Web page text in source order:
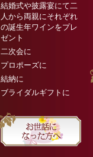
結婚式や披露宴にて二
人から両親にそれぞれ
の誕生年ワインをプレ
ゼント
二次会に
プロポーズに
結納に
ブライダルギフトに